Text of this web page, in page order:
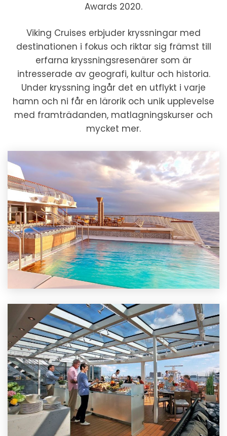
Awards 2020.
Viking Cruises erbjuder kryssningar med
destinationen i fokus och riktar sig främst till
erfarna kryssningsresenärer som är
intresserade av geografi, kultur och historia.
Under kryssning ingår det en utflykt i varje
hamn och ni får en lärorik och unik upplevelse
med framträdanden, matlagningskurser och
mycket mer.